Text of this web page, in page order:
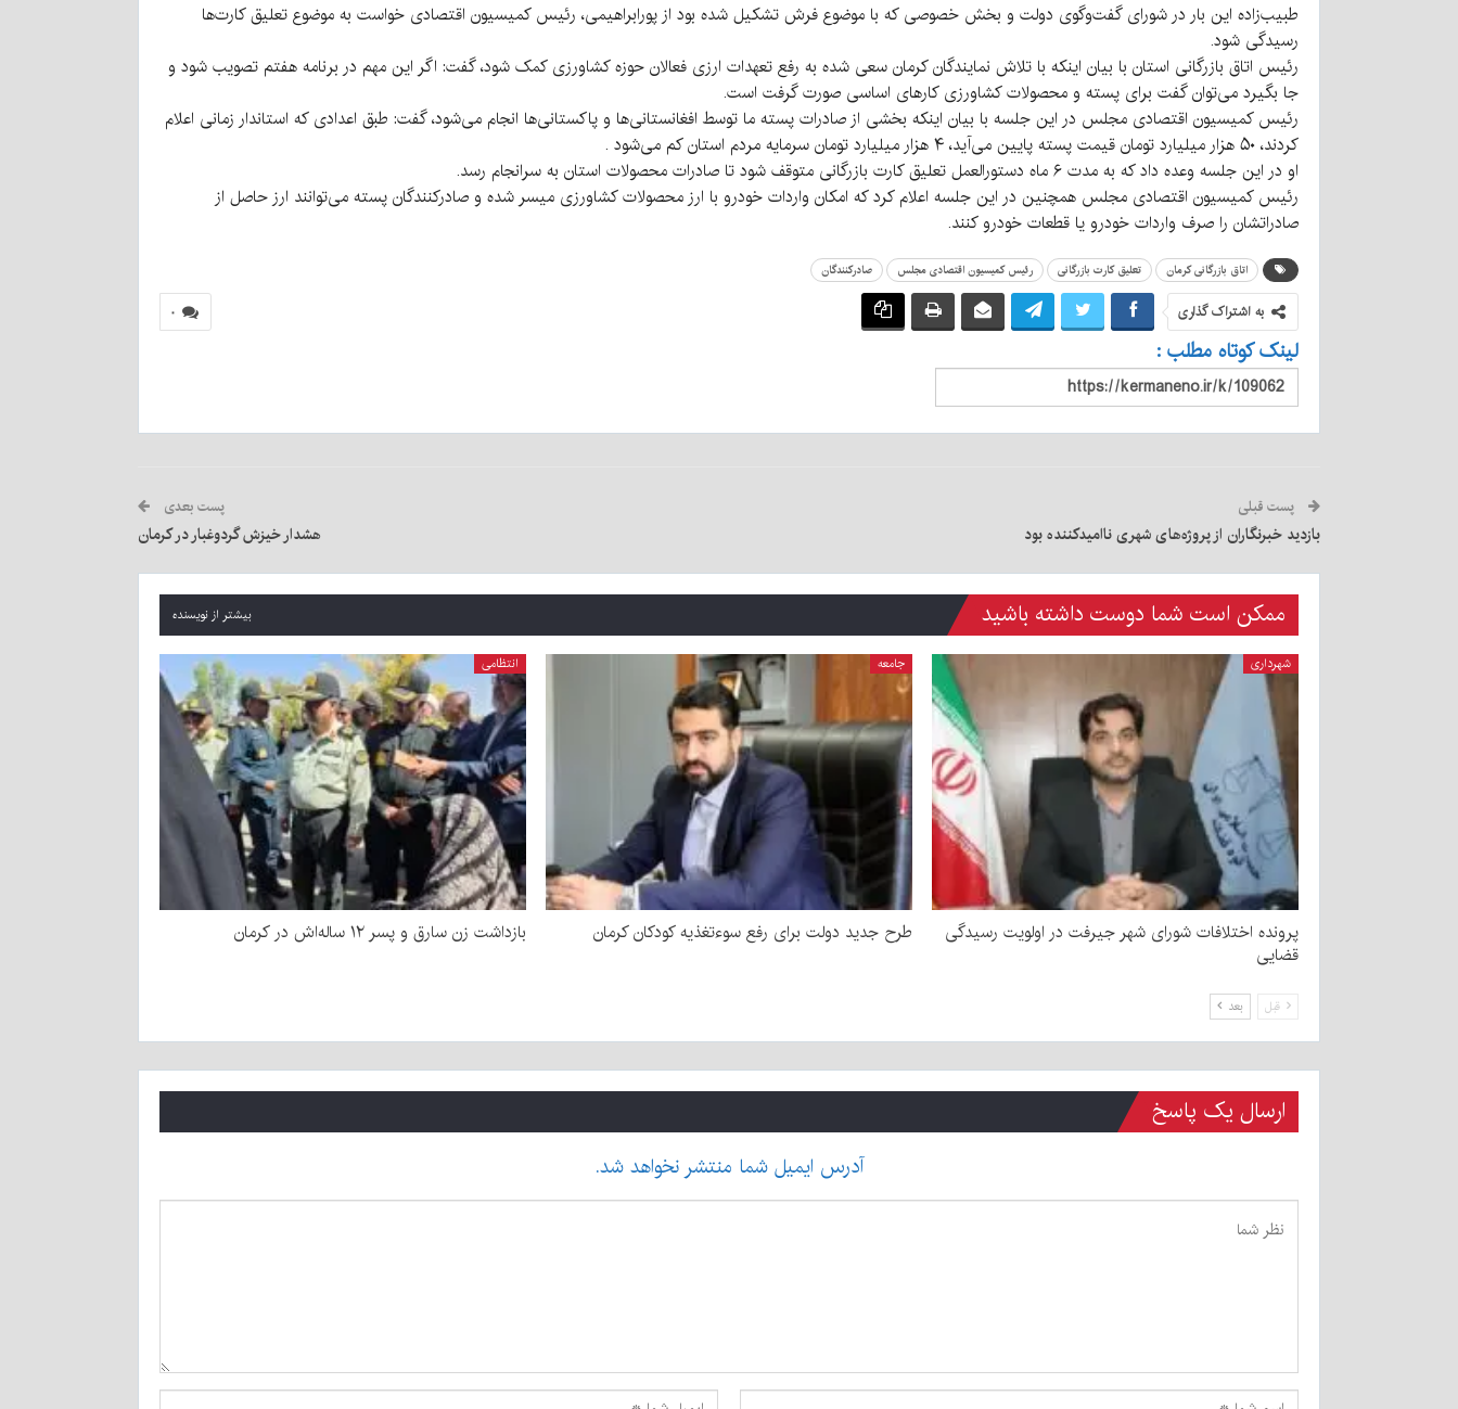
طبیب‌زاده این بار در شورای گفت‌وگوی دولت و بخش خصوصی که با موضوع فرش تشکیل شده بود از پورابراهیمی، رئیس کمیسیون اقتصادی خواست به موضوع تعلیق کارت‌ها
رسیدگی شود.
رئیس اتاق بازرگانی استان با بیان اینکه با تلاش نمایندگان کرمان سعی شده به رفع تعهدات ارزی فعالان حوزه کشاورزی کمک شود، گفت: اگر این مهم در برنامه هفتم تصویب شود و
جا بگیرد می‌توان گفت برای پسته و محصولات کشاورزی کارهای اساسی صورت گرفت است.
رئیس کمیسیون اقتصادی مجلس در این جلسه با بیان اینکه بخشی از صادرات پسته ما توسط افغانستانی‌ها و پاکستانی‌ها انجام می‌شود، گفت: طبق اعدادی که استاندار زمانی اعلام
کردند، ۵۰ هزار میلیارد تومان قیمت پسته پایین می‌آید، ۴ هزار میلیارد تومان سرمایه مردم استان کم می‌شود .
او در این جلسه وعده داد که به مدت ۶ ماه دستورالعمل تعلیق کارت بازرگانی متوقف شود تا صادرات محصولات استان به سرانجام رسد.
رئیس کمیسیون اقتصادی مجلس همچنین در این جلسه اعلام کرد که امکان واردات خودرو با ارز محصولات کشاورزی میسر شده و صادرکنندگان پسته می‌توانند ارز حاصل از
صادراتشان را صرف واردات خودرو یا قطعات خودرو کنند.
اتاق بازرگانی کرمان تعلیق کارت بازرگانی رئیس کمیسیون اقتصادی مجلس صادرکنندگان
۰ به اشتراک گذاری
لینک کوتاه مطلب :
پست قبلی
بازدید خبرنگاران از پروژه‌های شهری ناامید‌کننده بود
پست بعدی
هشدار خیزش گردوغبار در کرمان
ممکن است شما دوست داشته باشید بیشتر از نویسنده
شهرداری
پرونده اختلافات شورای شهر جیرفت در اولویت رسیدگی
قضایی
جامعه
طرح جدید دولت برای رفع سوءتغذیه کودکان کرمان
انتظامی
بازداشت زن سارق و پسر ۱۲ ساله‌اش در کرمان
قبل بعد
ارسال یک پاسخ
آدرس ایمیل شما منتشر نخواهد شد.